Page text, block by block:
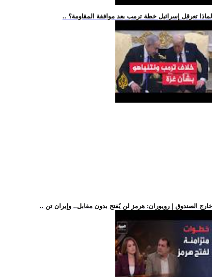
.. لماذا تعرقل إسرائيل خطة ترمب بعد موافقة المقاومة؟
.. خارج الصندوق | رويوران: هرمز لن يُفتح بدون مقابل.. وإيران تن